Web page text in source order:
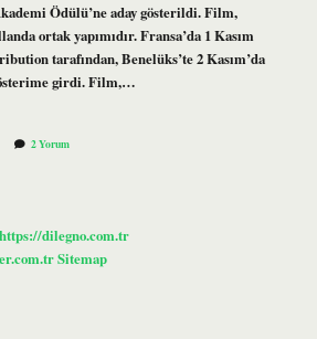
Ödülü’ne aday gösterildi. Film,
ortak yapımıdır. Fransa’da 1 Kasım
tarafından, Benelüks’te 2 Kasım’da
girdi. Film,…
2 Yorum
https://dilegno.com.tr
Sitemap